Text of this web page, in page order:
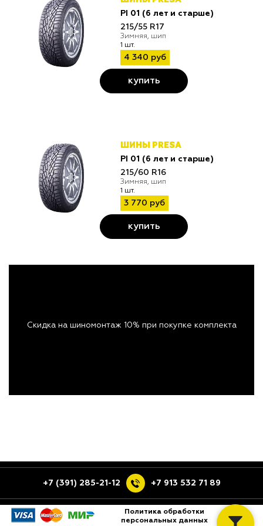
PI 01 (6 лет и старше)
215/55 R17
Зимняя, шип
1 шт.
4 340 руб
купить
ШИНЫ PRESA
PI 01 (6 лет и старше)
215/60 R16
Зимняя, шип
1 шт.
3 770 руб
купить
Скидка на шиномонтаж 10% при покупке комплекта
+7 (391) 285-21-12 +7 913 532 71 89
Политика обработки
персональных данных